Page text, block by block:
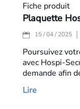
Fiche produit
Plaquette
15 / 04 / 2025
Poursuivez
avec Hospi-
demande afin
Lire